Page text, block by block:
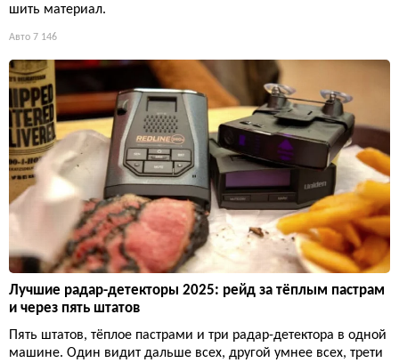
шить материал.
Авто 7 146
Лучшие радар-детекторы 2025: рейд за тёплым пастрам
и через пять штатов
Пять штатов, тёплое пастрами и три радар-детектора в одной
машине. Один видит дальше всех, другой умнее всех, трети